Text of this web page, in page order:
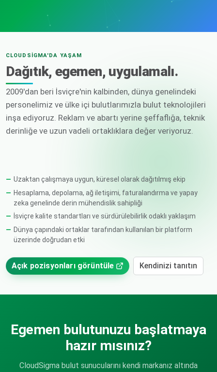
CLOUDSIGMA'DA YAŞAM
Dağıtık, egemen, uygulamalı.
2009'dan beri İsviçre'nin kalbinden, dünya genelindeki
personelimiz ve ülke içi bulutlarımızla bulut teknolojileri
inşa ediyoruz. Reklam ve abartı yerine şeffaflığa, teknik
derinliğe ve uzun vadeli ortaklıklara değer veriyoruz.
Uzaktan çalışmaya uygun, küresel olarak dağıtılmış ekip
Hesaplama, depolama, ağ iletişimi, faturalandırma ve yapay
zeka genelinde derin mühendislik sahipliği
İsviçre kalite standartları ve sürdürülebilirlik odaklı yaklaşım
Dünya çapındaki ortaklar tarafından kullanılan bir platform
üzerinde doğrudan etki
Açık pozisyonları görüntüle Kendinizi tanıtın
Egemen bulutunuzu başlatmaya
hazır mısınız?
CloudSigma bulut sunucularını kendi markanız altında